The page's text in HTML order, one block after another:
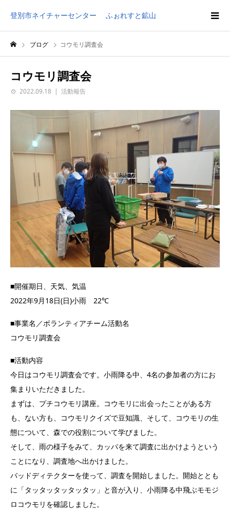
登別市ネイチャーセンター ふぉれすと鉱山
ブログ コウモリ調査会
コウモリ調査会
2022.09.18 活動報告
■開催期日、天気、気温
2022年9月18日(日)小雨 22℃
■事業名／ボランティアチーム活動名
コウモリ調査会
■活動内容
今日はコウモリ調査会です。小雨降る中、4名の参加者の方にお
集まりいただきました。
まずは、プチコウモリ講座。コウモリに出会ったことがある方
も、ない方も、コウモリクイズで豆知識、そして、コウモリの生
態について、森での役割について学びました。
そして、雨の様子をみて、カッパを来て調査に出かけようという
ことになり、調査地へ出かけました。
バッドディテクターを使って、調査を開始しました。開始ととも
に「タッタッタッタッタッ」と音が入り、小雨降る中飛ぶモモジ
ロコウモリを確認しました。